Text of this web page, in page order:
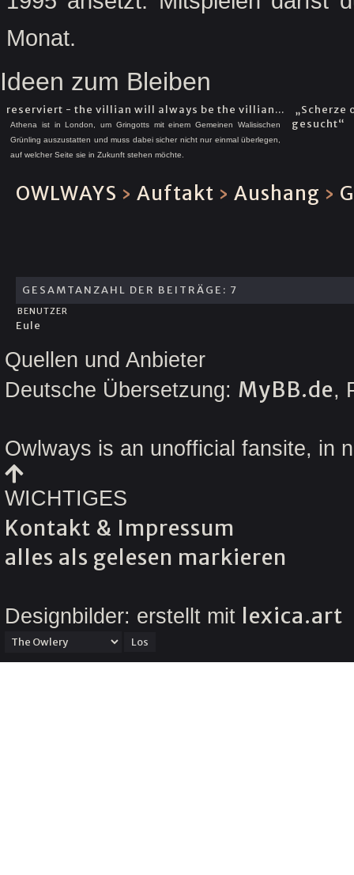
Monat.
Ideen zum Bleiben
reserviert - the villian will always be the villian...
Athena ist in London, um Gringotts mit einem Gemeinen Walisischen
Grünling auszustatten und muss dabei sicher nicht nur einmal überlegen,
auf welcher Seite sie in Zukunft stehen möchte.
„Scherze
gesucht“
OWLWAYS › Auftakt › Aushang ›
GESAMTANZAHL DER BEITRÄGE: 7
BENUTZER
Eule
Quellen und Anbieter
Deutsche Übersetzung: MyBB.de,
Owlways is an unofficial fansite, in
WICHTIGES
Kontakt & Impressum
alles als gelesen markieren
Designbilder: erstellt mit lexica.art